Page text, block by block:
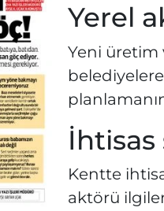
Yerel
Yeni üretim
Kentte
aktörü